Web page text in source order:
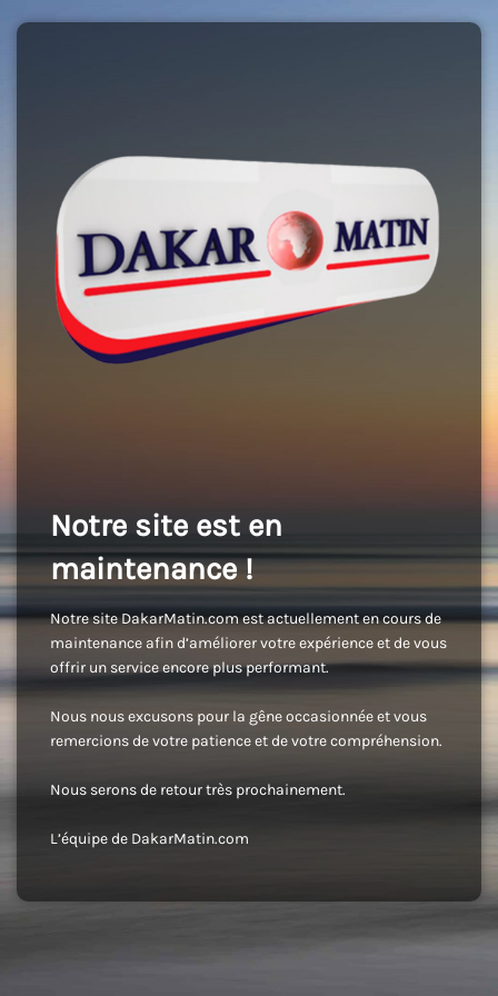
Notre site est en
maintenance !
Notre site DakarMatin.com est actuellement en cours de
maintenance afin d’améliorer votre expérience et de vous
offrir un service encore plus performant.
Nous nous excusons pour la gêne occasionnée et vous
remercions de votre patience et de votre compréhension.
Nous serons de retour très prochainement.
L’équipe de DakarMatin.com